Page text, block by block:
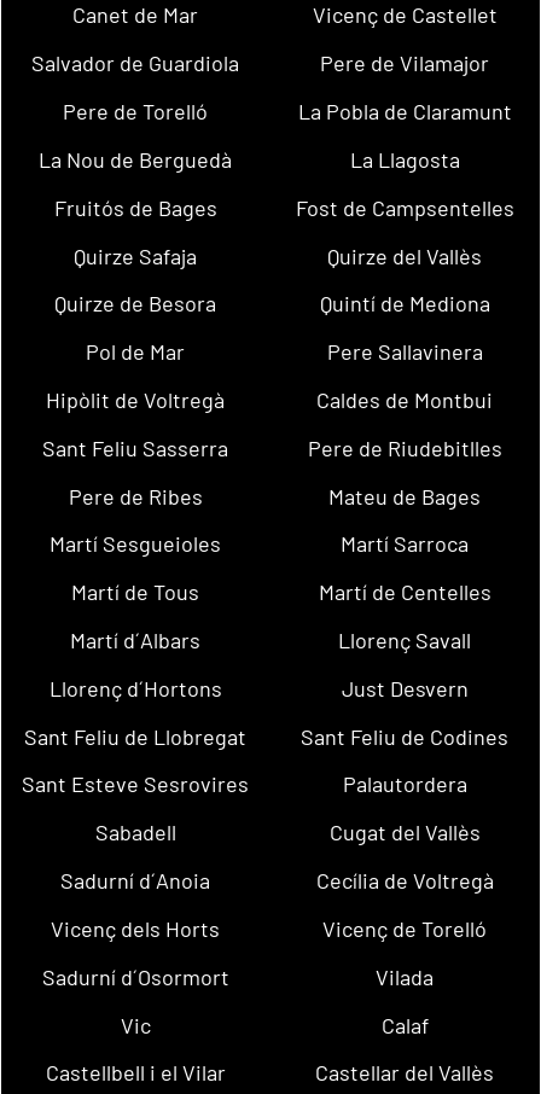
Canet de Mar
Vicenç de Castellet
Salvador de Guardiola
Pere de Vilamajor
Pere de Torelló
La Pobla de Claramunt
La Nou de Berguedà
La Llagosta
Fruitós de Bages
Fost de Campsentelles
Quirze Safaja
Quirze del Vallès
Quirze de Besora
Quintí de Mediona
Pol de Mar
Pere Sallavinera
Hipòlit de Voltregà
Caldes de Montbui
Sant Feliu Sasserra
Pere de Riudebitlles
Pere de Ribes
Mateu de Bages
Martí Sesgueioles
Martí Sarroca
Martí de Tous
Martí de Centelles
Martí d´Albars
Llorenç Savall
Llorenç d´Hortons
Just Desvern
Sant Feliu de Llobregat
Sant Feliu de Codines
Sant Esteve Sesrovires
Palautordera
Sabadell
Cugat del Vallès
Sadurní d´Anoia
Cecília de Voltregà
Vicenç dels Horts
Vicenç de Torelló
Sadurní d´Osormort
Vilada
Vic
Calaf
Castellbell i el Vilar
Castellar del Vallès